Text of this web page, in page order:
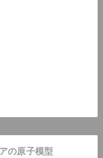
の原子模型